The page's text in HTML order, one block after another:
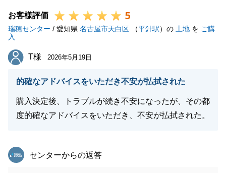
お客様評価 5
瑞穂センター / 愛知県 名古屋市天白区 （平針駅）の 土地 を ご購
入
T様
T様 2026年5月19日
的確なアドバイスをいただき不安が払拭された
購入決定後、トラブルが続き不安になったが、その都
度的確なアドバイスをいただき、不安が払拭された。
東急リバブル
センターからの返答